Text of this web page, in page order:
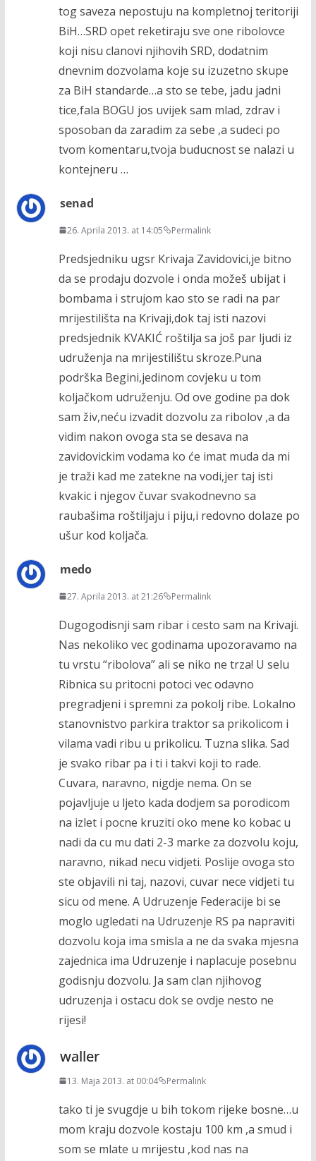
tog saveza nepostuju na kompletnoj teritoriji
BiH…SRD opet reketiraju sve one ribolovce
koji nisu clanovi njihovih SRD, dodatnim
dnevnim dozvolama koje su izuzetno skupe
za BiH standarde…a sto se tebe, jadu jadni
tice,fala BOGU jos uvijek sam mlad, zdrav i
sposoban da zaradim za sebe ,a sudeci po
tvom komentaru,tvoja buducnost se nalazi u
kontejneru …
senad
26. Aprila 2013. at 14:05 Permalink
Predsjedniku ugsr Krivaja Zavidovici,je bitno
da se prodaju dozvole i onda možeš ubijat i
bombama i strujom kao sto se radi na par
mrijestilišta na Krivaji,dok taj isti nazovi
predsjednik KVAKIĆ roštilja sa još par ljudi iz
udruženja na mrijestilištu skroze.Puna
podrška Begini,jedinom covjeku u tom
koljačkom udruženju. Od ove godine pa dok
sam živ,neću izvadit dozvolu za ribolov ,a da
vidim nakon ovoga sta se desava na
zavidovickim vodama ko će imat muda da mi
je traži kad me zatekne na vodi,jer taj isti
kvakic i njegov čuvar svakodnevno sa
raubašima roštiljaju i piju,i redovno dolaze po
ušur kod koljača.
medo
27. Aprila 2013. at 21:26 Permalink
Dugogodisnji sam ribar i cesto sam na Krivaji.
Nas nekoliko vec godinama upozoravamo na
tu vrstu “ribolova” ali se niko ne trza! U selu
Ribnica su pritocni potoci vec odavno
pregradjeni i spremni za pokolj ribe. Lokalno
stanovnistvo parkira traktor sa prikolicom i
vilama vadi ribu u prikolicu. Tuzna slika. Sad
je svako ribar pa i ti i takvi koji to rade.
Cuvara, naravno, nigdje nema. On se
pojavljuje u ljeto kada dodjem sa porodicom
na izlet i pocne kruziti oko mene ko kobac u
nadi da cu mu dati 2-3 marke za dozvolu koju,
naravno, nikad necu vidjeti. Poslije ovoga sto
ste objavili ni taj, nazovi, cuvar nece vidjeti tu
sicu od mene. A Udruzenje Federacije bi se
moglo ugledati na Udruzenje RS pa napraviti
dozvolu koja ima smisla a ne da svaka mjesna
zajednica ima Udruzenje i naplacuje posebnu
godisnju dozvolu. Ja sam clan njihovog
udruzenja i ostacu dok se ovdje nesto ne
rijesi!
waller
13. Maja 2013. at 00:04 Permalink
tako ti je svugdje u bih tokom rijeke bosne…u
mom kraju dozvole kostaju 100 km ,a smud i
som se mlate u mrijestu ,kod nas na